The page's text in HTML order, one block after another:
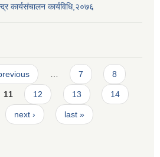
कार्यसंचालन कार्यविधि,२०७६
7 8
11 12 13 14
next › last »